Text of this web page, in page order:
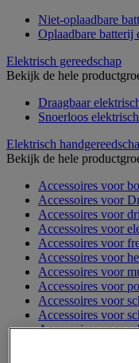
Niet-oplaadbare
Oplaadbare batterij
Elektrisch gereedschap
Bekijk de hele
Draagbaar
Snoerloos
Elektrisch
Bekijk de hele
Accessoires voor
Accessoires voor
Accessoires voor
Accessoires voor
Accessoires voor
Accessoires voor
Accessoires voor
Accessoires voor
Accessoires voor
Accessoires voor
Accessoires voor